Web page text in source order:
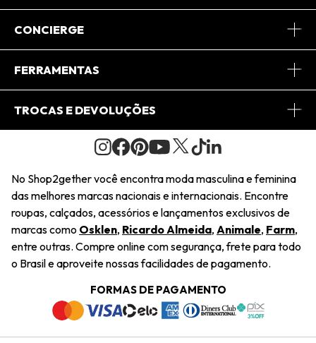
Sobre Nós
Journal
Saiu na Mídia
Sustentabilidade
Navegando
Termos e Condições
Trabalhe Conosco
CONCIERGE
Central de Relacionamento
Regulamento e Promoções
FERRAMENTAS
Minha Conta
Pedido de Presente
Wishlist
TROCAS E DEVOLUÇÕES
Condições Gerais
Troca Fácil
Restituição de Pagamento
Dúvidas Frequentes
Termos e Condições
Política de Privacidade
No Shop2gether você encontra moda masculina e feminina
das melhores marcas nacionais e internacionais. Encontre
roupas, calçados, acessórios e lançamentos exclusivos de
marcas como Osklen, Ricardo Almeida, Animale, Farm,
entre outras. Compre online com segurança, frete para todo
o Brasil e aproveite nossas facilidades de pagamento.
FORMAS DE PAGAMENTO